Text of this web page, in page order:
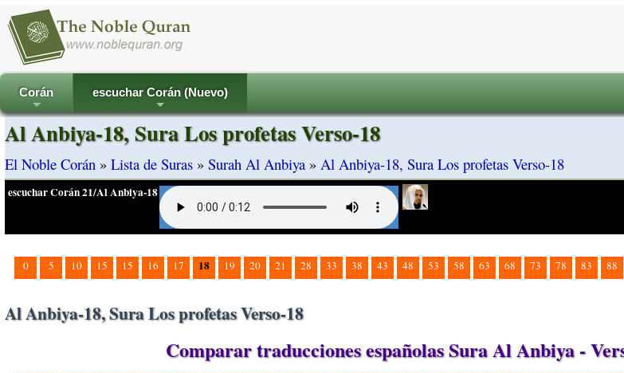
+
Corán
+
escuchar Corán (Nuevo)
Al Anbiya-18, Sura Los profetas Verso-18
El Noble Corán » Lista de Suras » Surah Al Anbiya » Al Anbiya-18, Sura Los profetas Verso-18
escuchar Corán 21/Al Anbiya-18
0 5 10 15 15 16 17 18 19 20 21 28 33 38 43 48 53 58 63 68 73 78 83 88
Al Anbiya-18, Sura Los profetas Verso-18
Comparar traducciones españolas Sura Al Anbiya -